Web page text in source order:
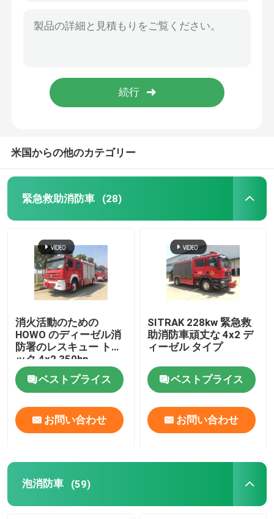
給水塔消防車
ガスRC消防車
大型消防車
救急車
クローラ式ドーザ
エンジニアリング緊急車両
米国からの他のカテゴリー
緊急救助消防車 (28)
消火活動のための
HOWO のディーゼル消
防署のレスキュー トラ
ック 4x2 350hp
ベストプライス
お問い合わせ
SITRAK 228kw 緊急救
助消防車頑丈な 4x2 デ
ィーゼル タイプ
ベストプライス
お問い合わせ
泡消防車 (59)